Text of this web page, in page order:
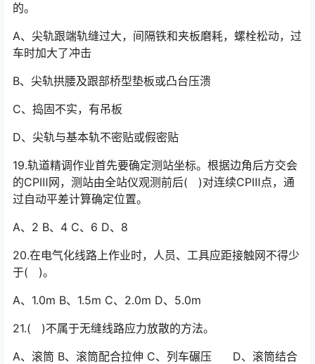
的。
A、尖轨跟端轨缝过大，间隔铁和夹板磨耗，螺栓松动，过
车时加大了冲击
B、尖轨拱腰及跟部桥型垫板或凸台压溃
C、捣固不实，有吊板
D、尖轨与基本轨不密贴或假密贴
19.轨道精调作业首先要确定测站坐标。根据边角后方交会
的CPⅢ网，测站由全站仪观测前后( )对连续CPⅢ点，通
过自动平差计算确定位置。
A、2 B、4 C、6 D、8
20.在电气化线路上作业时，人员、工具应距接触网不得少
于( )。
A、1.0m B、1.5m C、2.0m D、5.0m
21.( )不属于无缝线路应力放散的方法。
A、滚筒 B、滚筒配合拉伸 C、列车碾压 D、滚筒结合